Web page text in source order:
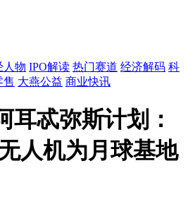
人物 IPO解读 热门赛道 经济解码 科
售 大燕公益 商业快讯
耳忒弥斯计划：
人机为月球基地